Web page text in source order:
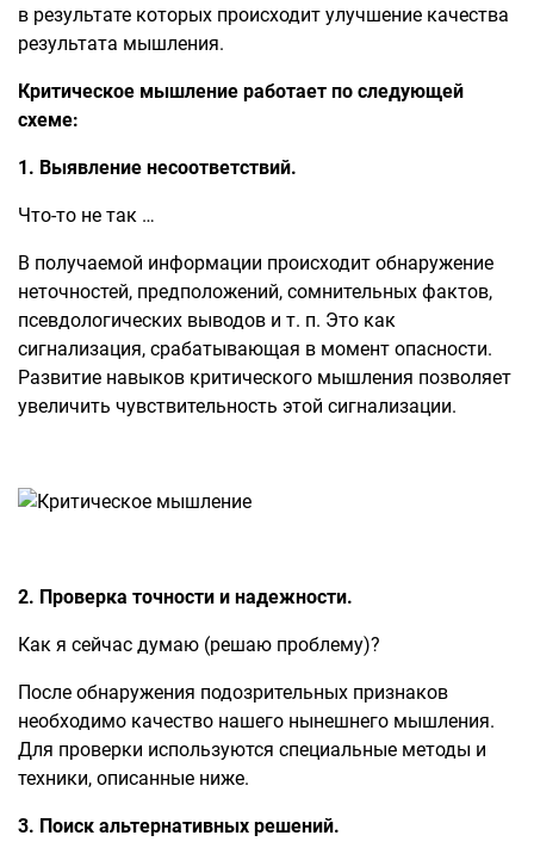
в результате которых происходит улучшение качества
результата мышления.
Критическое мышление работает по следующей
схеме:
1. Выявление несоответствий.
Что-то не так …
В получаемой информации происходит обнаружение
неточностей, предположений, сомнительных фактов,
псевдологических выводов и т. п. Это как
сигнализация, срабатывающая в момент опасности.
Развитие навыков критического мышления позволяет
увеличить чувствительность этой сигнализации.
2. Проверка точности и надежности.
Как я сейчас думаю (решаю проблему)?
После обнаружения подозрительных признаков
необходимо качество нашего нынешнего мышления.
Для проверки используются специальные методы и
техники, описанные ниже.
3. Поиск альтернативных решений.